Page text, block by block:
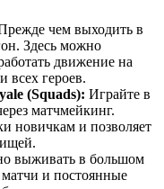
чем выходить в
Здесь можно
движение на
всех героев.
(Squads): Играйте в
матчмейкинг.
новичкам и позволяет
выживать в большом
и постоянные